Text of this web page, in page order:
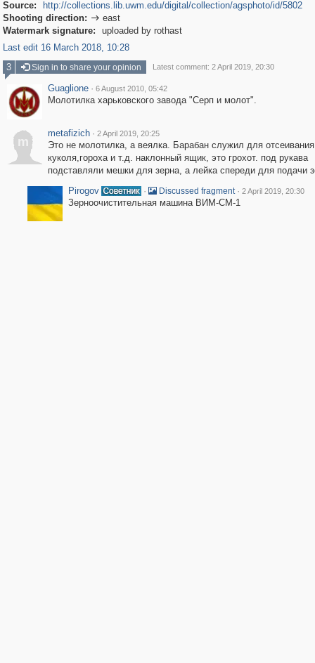
Source:
http://collections.lib.uwm.edu/digital/collection/agsphoto/id/5802
Shooting direction:  east
Watermark signature:
uploaded by rothast
Last edit 16 March 2018, 10:28
3
Sign in to share your opinion Latest comment: 2 April 2019, 20:30
Guaglione · 6 August 2010, 05:42
Молотилка харьковского завода "Серп и молот".
m
metafizich · 2 April 2019, 20:25
Это не молотилка, а веялка. Барабан служил для отсеивания
куколя,гороха и т.д. наклонный ящик, это грохот. под рукава
подставляли мешки для зерна, а лейка спереди для подачи
Pirogov
· Discussed fragment · 2 April 2019, 20:30
Зерноочистительная машина ВИМ-СМ-1